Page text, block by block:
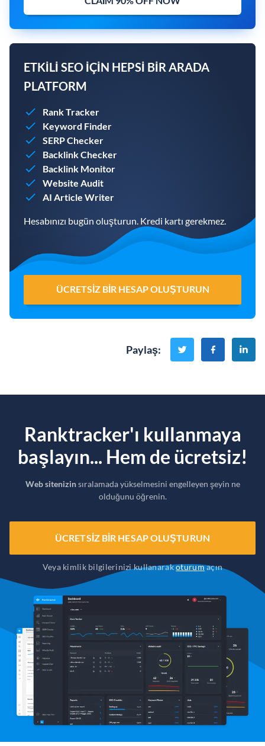
ETKILI SEO IÇIN HEPSI BIR ARADA
PLATFORM
Rank Tracker
Keyword Finder
SERP Checker
Backlink Checker
Backlink Monitor
Website Audit
AI Article Writer
Hesabınızı bugün oluşturun. Kredi kartı gerekmez.
ÜCRETSIZ BIR HESAP OLUŞTURUN
Paylaş:
Ranktracker'ı kullanmaya
başlayın... Hem de ücretsiz!
Web sitenizinsıralamada yükselmesini engelleyen şeyin ne
olduğunu öğrenin.
ÜCRETSIZ BIR HESAP OLUŞTURUN
Veya kimlik bilgilerinizi kullanarakoturumaçın